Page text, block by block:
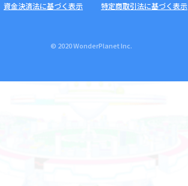
資金決済法に基づく表示 特定商取引法に基づく表示
© 2020 WonderPlanet Inc.